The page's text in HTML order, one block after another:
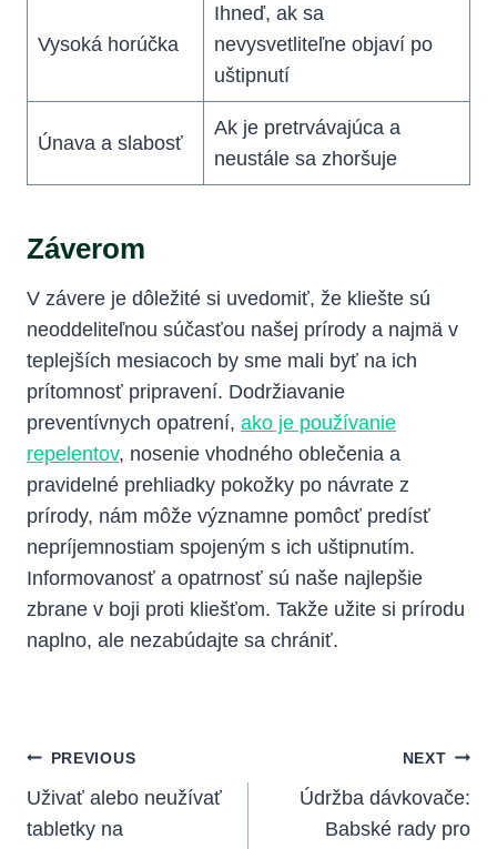
Vysoká horúčka
Ihneď, ak sa‌
nevysvetliteľne objaví‌ po
uštipnutí
Únava ‍a slabosť
Ak je pretrvávajúca a
neustále sa zhoršuje
Záverom
V ⁢závere je dôležité si uvedomiť, že kliešte sú
neoddeliteľnou súčasťou našej prírody a⁤ najmä v
teplejších mesiacoch by sme mali byť na ⁢ich
prítomnosť pripravení. Dodržiavanie
preventívnych opatrení, ako je používanie
repelentov, ‌nosenie ‌vhodného oblečenia a
pravidelné prehliadky pokožky po návrate z
prírody, nám môže významne pomôcť predísť
nepríjemnostiam spojeným s ich uštipnutím.
Informovanosť a opatrnosť sú naše najlepšie
zbrane ⁢v boji proti kliešťom. Takže užite si ‌prírodu
naplno,​ ale nezabúdajte sa chrániť.
Navigácia
V
Článku
PREVIOUS
Uživať alebo neužívať
tabletky na
NEXT
Údržba dávkovače:
Babské rady pro